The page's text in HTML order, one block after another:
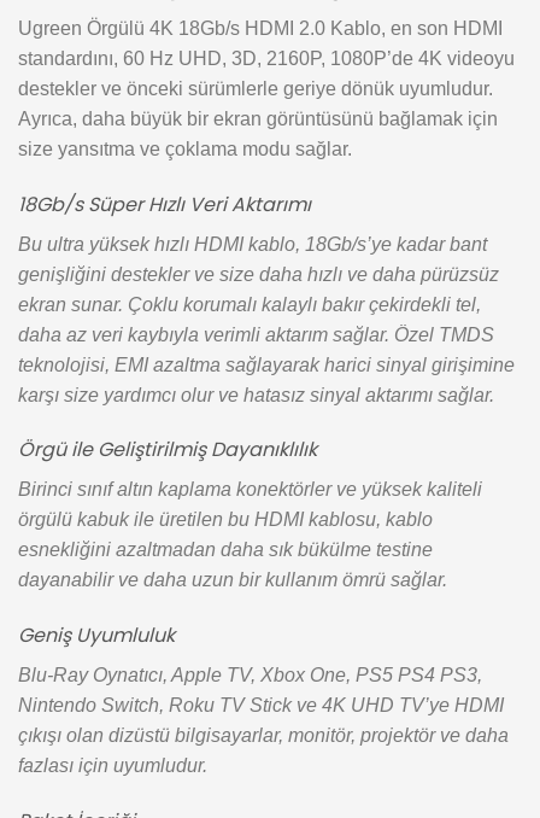
Ugreen Örgülü 4K 18Gb/s HDMI 2.0 Kablo, en son HDMI
standardını, 60 Hz UHD, 3D, 2160P, 1080P’de 4K videoyu
destekler ve önceki sürümlerle geriye dönük uyumludur.
Ayrıca, daha büyük bir ekran görüntüsünü bağlamak için
size yansıtma ve çoklama modu sağlar.
18Gb/s Süper Hızlı Veri Aktarımı
Bu ultra yüksek hızlı HDMI kablo, 18Gb/s’ye kadar bant
genişliğini destekler ve size daha hızlı ve daha pürüzsüz
ekran sunar. Çoklu korumalı kalaylı bakır çekirdekli tel,
daha az veri kaybıyla verimli aktarım sağlar. Özel TMDS
teknolojisi, EMI azaltma sağlayarak harici sinyal girişimine
karşı size yardımcı olur ve hatasız sinyal aktarımı sağlar.
Örgü ile Geliştirilmiş Dayanıklılık
Birinci sınıf altın kaplama konektörler ve yüksek kaliteli
örgülü kabuk ile üretilen bu HDMI kablosu, kablo
esnekliğini azaltmadan daha sık bükülme testine
dayanabilir ve daha uzun bir kullanım ömrü sağlar.
Geniş Uyumluluk
Blu-Ray Oynatıcı, Apple TV, Xbox One, PS5 PS4 PS3,
Nintendo Switch, Roku TV Stick ve 4K UHD TV’ye HDMI
çıkışı olan dizüstü bilgisayarlar, monitör, projektör ve daha
fazlası için uyumludur.